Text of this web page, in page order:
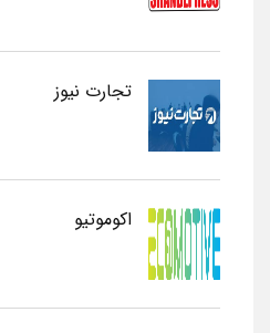
تجارت نیوز
اکوموتیو